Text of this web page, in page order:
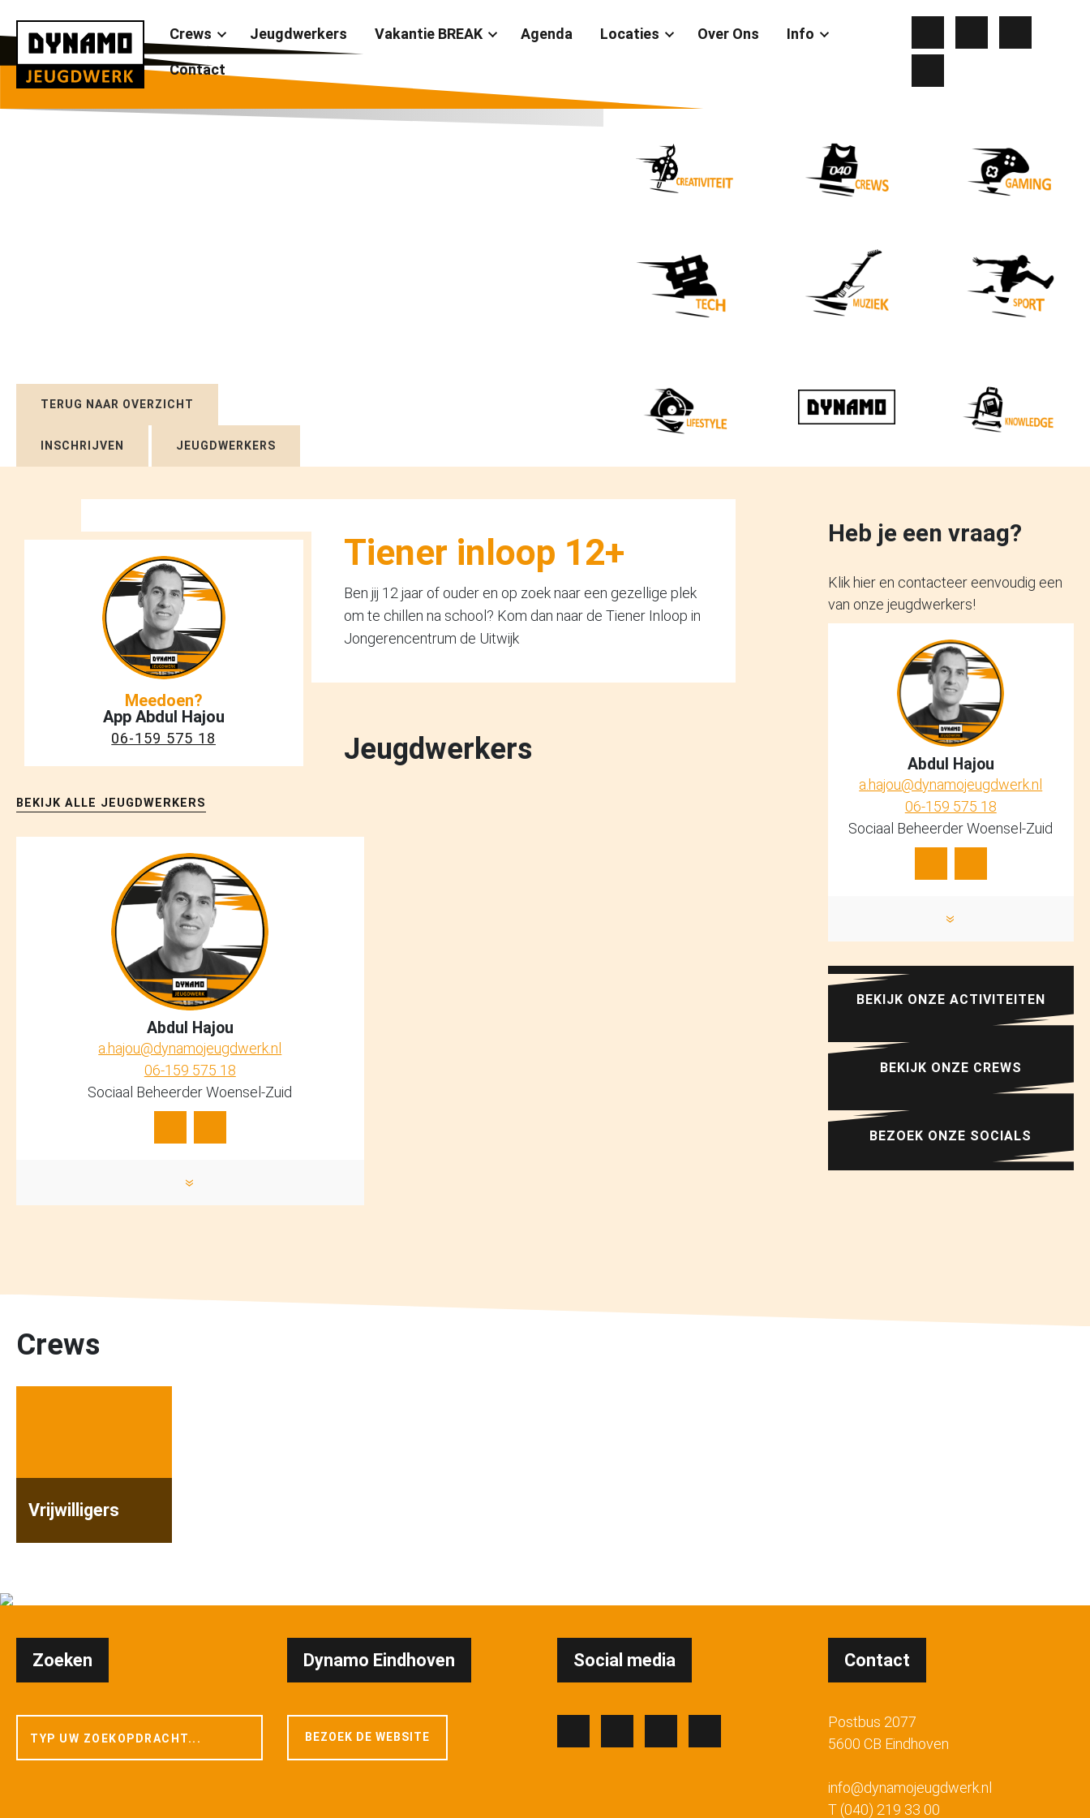
Crews Jeugdwerkers Vakantie BREAK Agenda Locaties Over Ons Info
Contact
TERUG NAAR OVERZICHT
INSCHRIJVEN JEUGDWERKERS
Meedoen?
App Abdul Hajou
06-159 575 18
Tiener inloop 12+
Ben jij 12 jaar of ouder en op zoek naar een gezellige plek
om te chillen na school? Kom dan naar de Tiener Inloop in
Jongerencentrum de Uitwijk
Jeugdwerkers
BEKIJK ALLE JEUGDWERKERS
Abdul Hajou
a.hajou@dynamojeugdwerk.nl
06-159 575 18
Sociaal Beheerder Woensel-Zuid
»
Heb je een vraag?
Klik hier en contacteer eenvoudig een
van onze jeugdwerkers!
Abdul Hajou
a.hajou@dynamojeugdwerk.nl
06-159 575 18
Sociaal Beheerder Woensel-Zuid
»
BEKIJK ONZE ACTIVITEITEN
BEKIJK ONZE CREWS
BEZOEK ONZE SOCIALS
Crews
Vrijwilligers
Zoeken Dynamo Eindhoven
BEZOEK DE WEBSITE
Social media Contact
Postbus 2077
5600 CB Eindhoven
info@dynamojeugdwerk.nl
T (040) 219 33 00